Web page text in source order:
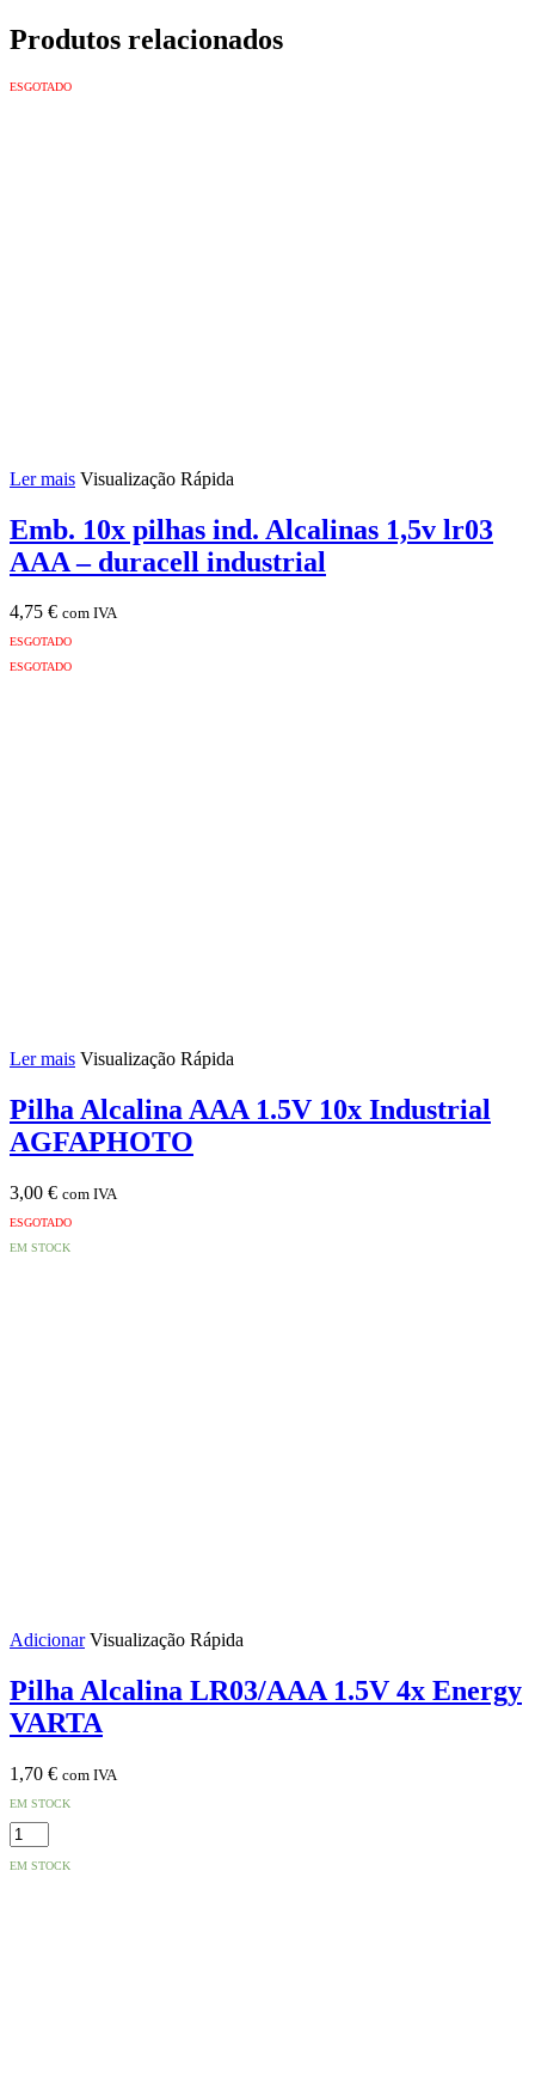
Produtos relacionados
ESGOTADO
Ler mais Visualização Rápida
Emb. 10x pilhas ind. Alcalinas 1,5v lr03
AAA – duracell industrial
4,75 € com IVA
ESGOTADO
ESGOTADO
Ler mais Visualização Rápida
Pilha Alcalina AAA 1.5V 10x Industrial
AGFAPHOTO
3,00 € com IVA
ESGOTADO
EM STOCK
Adicionar Visualização Rápida
Pilha Alcalina LR03/AAA 1.5V 4x Energy
VARTA
1,70 € com IVA
EM STOCK
Quantidade
de
Pilha
EM STOCK